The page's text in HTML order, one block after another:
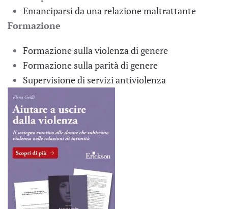
Emanciparsi da una relazione maltrattante
Formazione
Formazione sulla violenza di genere
Formazione sulla parità di genere
Supervisione di servizi antiviolenza